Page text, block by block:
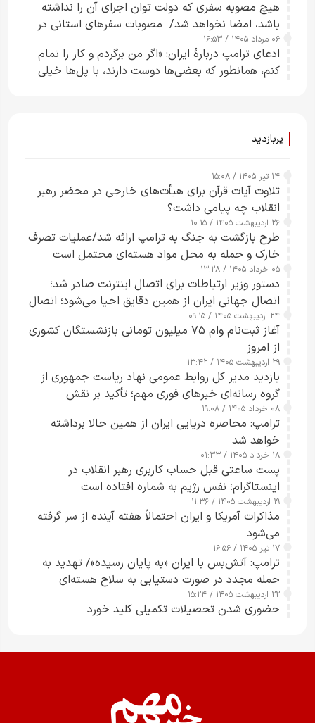
هیچ مصوبه سفری که دولت توان اجرای آن را نداشته
باشد، امضا نخواهد شد/ مصوبات سفرهای استانی در
چارچوب قانون بودجه است+ عکس
۰۶ مرداد ۱۴۰۵ / ۱۶:۵۳
ادعای ترامپ دربارهٔ ایران: «اگر من برگردم و کار را تمام
کنم، همانطور که بعضی‌ها دوست دارند، با پل‌ها خیلی
پربازدید
۱۴ تیر ۱۴۰۵ / ۱۵:۰۸
تلاوت آیات قرآن برای هیأت‌های خارجی در محضر رهبر
انقلاب چه پیامی داشت؟
۲۶ اردیبهشت ۱۴۰۵ / ۱۰:۱۵
طرح‌ بازگشت به جنگ به ترامپ ارائه شد/عملیات تصرف
خارک و حمله به محل مواد هسته‌ای محتمل است
۰۵ خرداد ۱۴۰۵ / ۱۳:۲۸
دستور وزیر ارتباطات برای اتصال اینترنت صادر شد؛
اتصال جهانی ایران از همین دقایق احیا می‌شود؛ اتصال
کامل مردم تا ۲۴ ساعت آینده
۲۴ اردیبهشت ۱۴۰۵ / ۰۹:۱۵
آغاز ثبت‌نام وام ۷۵ میلیون تومانی بازنشستگان کشوری
از امروز
۲۹ اردیبهشت ۱۴۰۵ / ۱۳:۴۲
بازدید مدیر کل روابط عمومی نهاد ریاست جمهوری از
گروه رسانه‌ای خبرهای فوری مهم؛ تأکید بر نقش
رسانه‌های هوشمند و مسئول در ارتقای آگاهی عمومی
۰۸ خرداد ۱۴۰۵ / ۱۹:۰۸
ترامپ: محاصره دریایی ایران از همین حالا برداشته
خواهد شد
۱۸ خرداد ۱۴۰۵ / ۰۱:۳۳
پست ساعتی قبل حساب کاربری رهبر انقلاب در
اینستاگرام؛ نفس رژیم به شماره افتاده است​
۱۹ اردیبهشت ۱۴۰۵ / ۱۱:۳۶
مذاکرات آمریکا و ایران احتمالاً هفته آینده از سر گرفته
می‌شود
۱۷ تیر ۱۴۰۵ / ۱۶:۵۶
ترامپ: آتش‌بس با ایران «به پایان رسیده»/ تهدید به
حمله مجدد در صورت دستیابی به سلاح هسته‌ای
۲۲ اردیبهشت ۱۴۰۵ / ۱۵:۲۴
حضوری شدن تحصیلات تکمیلی کلید خورد